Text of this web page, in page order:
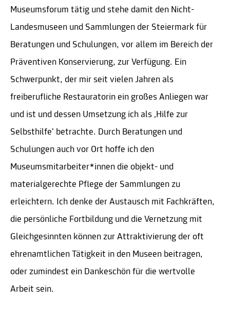
Museumsforum tätig und stehe damit den Nicht-
Landesmuseen und Sammlungen der Steiermark für
Beratungen und Schulungen, vor allem im Bereich der
Präventiven Konservierung, zur Verfügung. Ein
Schwerpunkt, der mir seit vielen Jahren als
freiberufliche Restauratorin ein großes Anliegen war
und ist und dessen Umsetzung ich als ‚Hilfe zur
Selbsthilfe‘ betrachte. Durch Beratungen und
Schulungen auch vor Ort hoffe ich den
Museumsmitarbeiter*innen die objekt- und
materialgerechte Pflege der Sammlungen zu
erleichtern. Ich denke der Austausch mit Fachkräften,
die persönliche Fortbildung und die Vernetzung mit
Gleichgesinnten können zur Attraktivierung der oft
ehrenamtlichen Tätigkeit in den Museen beitragen,
oder zumindest ein Dankeschön für die wertvolle
Arbeit sein.